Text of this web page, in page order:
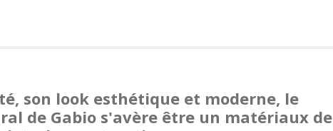
son look esthétique et moderne, le
de Gabio s'avère être un matériaux de